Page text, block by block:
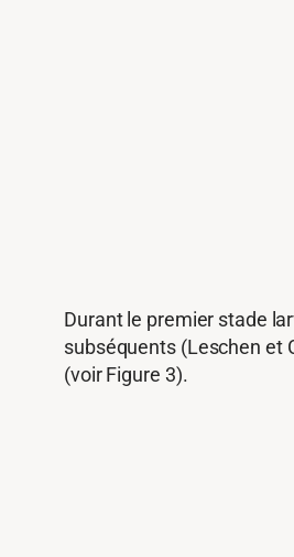
Durant le premier stade
subséquents (Leschen et
(voir Figure 3).